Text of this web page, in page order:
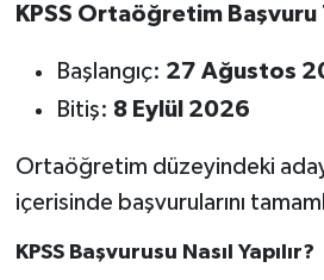
KPSS Ortaöğretim Başvuru
Başlangıç: 27 Ağustos
Bitiş: 8 Eylül 2026
Ortaöğretim düzeyindeki
içerisinde başvurularını
KPSS Başvurusu Nasıl Yapılır?